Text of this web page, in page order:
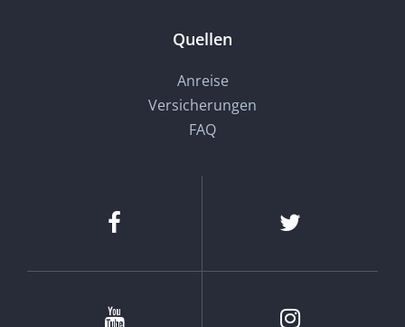
Quellen
Anreise
Versicherungen
FAQ
Facebook Twitter
Youtube Instagram